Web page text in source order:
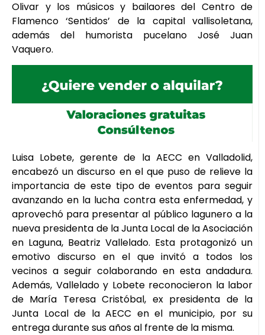
Olivar y los músicos y bailaores del Centro de
Flamenco ‘Sentidos’ de la capital vallisoletana,
además del humorista pucelano José Juan
Vaquero.
Luisa Lobete, gerente de la AECC en Valladolid,
encabezó un discurso en el que puso de relieve la
importancia de este tipo de eventos para seguir
avanzando en la lucha contra esta enfermedad, y
aprovechó para presentar al público lagunero a la
nueva presidenta de la Junta Local de la Asociación
en Laguna, Beatriz Vallelado. Esta protagonizó un
emotivo discurso en el que invitó a todos los
vecinos a seguir colaborando en esta andadura.
Además, Vallelado y Lobete reconocieron la labor
de María Teresa Cristóbal, ex presidenta de la
Junta Local de la AECC en el municipio, por su
entrega durante sus años al frente de la misma.